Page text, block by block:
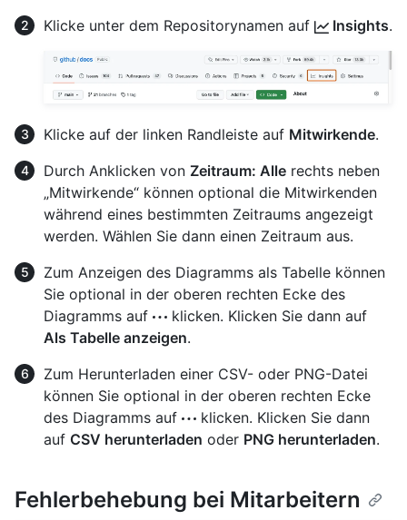
Klicke unter dem Repositorynamen auf
Insights.
Klicke auf der linken Randleiste auf Mitwirkende.
Durch Anklicken von Zeitraum: Alle rechts neben
„Mitwirkende“ können optional die Mitwirkenden
während eines bestimmten Zeitraums angezeigt
werden. Wählen Sie dann einen Zeitraum aus.
Zum Anzeigen des Diagramms als Tabelle können
Sie optional in der oberen rechten Ecke des
Diagramms auf
klicken. Klicken Sie dann auf
Als Tabelle anzeigen.
Zum Herunterladen einer CSV- oder PNG-Datei
können Sie optional in der oberen rechten Ecke
des Diagramms auf
klicken. Klicken Sie dann
auf CSV herunterladen oder PNG herunterladen.
Fehlerbehebung bei Mitarbeitern